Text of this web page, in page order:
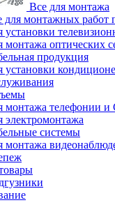
Все для монтажа
для монтажных работ
установки
монтажа оптических
продукция
установки
монтажа телефонии
электромонтажа
системы
монтажа